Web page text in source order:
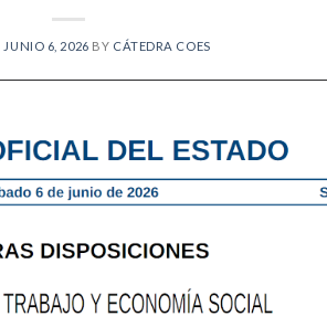
JUNIO 6, 2026 BY CÁTEDRA COES